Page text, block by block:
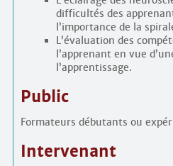
difficultés des
l’importance de la
L’évaluation des
l’apprenant en vue
l’apprentissage.
Public
Formateurs débutants ou
Intervenant